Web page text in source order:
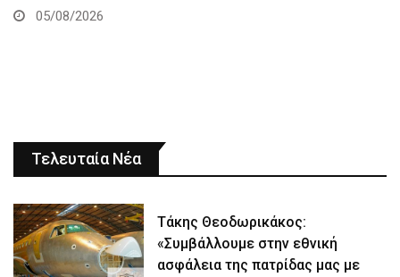
05/08/2026
Τελευταία Νέα
Τάκης Θεοδωρικάκος:
«Συμβάλλουμε στην εθνική
ασφάλεια της πατρίδας μας με